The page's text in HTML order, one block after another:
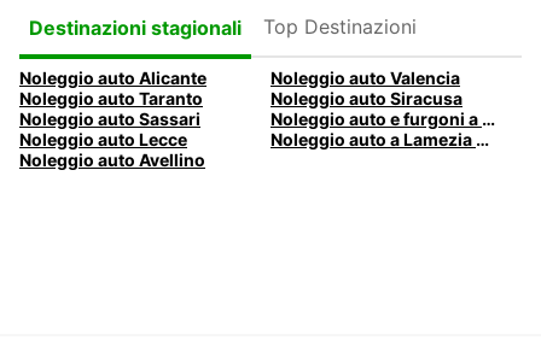
Destinazioni stagionali
Top Destinazioni
Noleggio auto Alicante
Noleggio auto Valencia
Noleggio auto Taranto
Noleggio auto Siracusa
Noleggio auto Sassari
Noleggio auto e furgoni a Pescara
Noleggio auto Lecce
Noleggio auto a Lamezia Terme, Italia
Noleggio auto Avellino